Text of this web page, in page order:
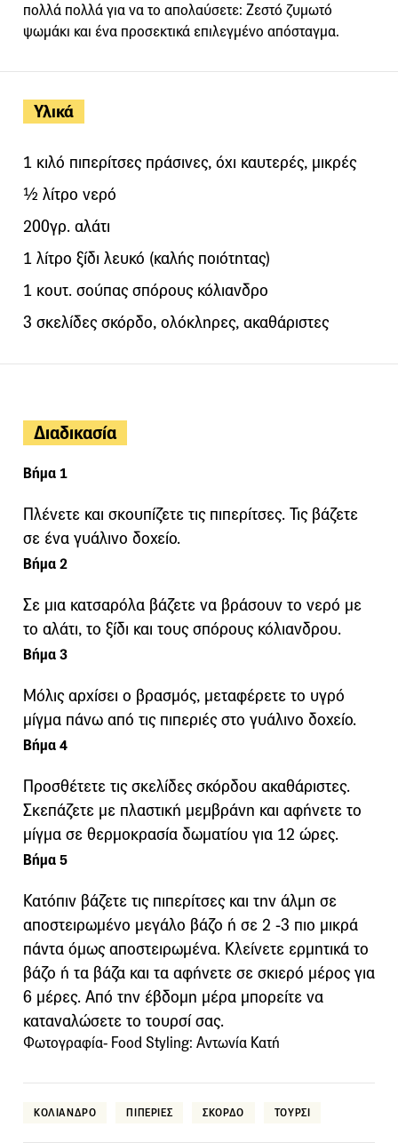
Υλικά
1 κιλό πιπερίτσες πράσινες, όχι καυτερές, μικρές
½ λίτρο νερό
200γρ. αλάτι
1 λίτρο ξίδι λευκό (καλής ποιότητας)
1 κουτ. σούπας σπόρους κόλιανδρο
3 σκελίδες σκόρδο, ολόκληρες, ακαθάριστες
πολλά πολλά για να το απολαύσετε: Ζεστό ζυμωτό
ψωμάκι και ένα προσεκτικά επιλεγμένο απόσταγμα.
Διαδικασία
Βήμα 1
Πλένετε και σκουπίζετε τις πιπερίτσες. Τις βάζετε
σε ένα γυάλινο δοχείο.
Βήμα 2
Σε μια κατσαρόλα βάζετε να βράσουν το νερό με
το αλάτι, το ξίδι και τους σπόρους κόλιανδρου.
Βήμα 3
Μόλις αρχίσει ο βρασμός, μεταφέρετε το υγρό
μίγμα πάνω από τις πιπεριές στο γυάλινο δοχείο.
Βήμα 4
Προσθέτετε τις σκελίδες σκόρδου ακαθάριστες.
Σκεπάζετε με πλαστική μεμβράνη και αφήνετε το
μίγμα σε θερμοκρασία δωματίου για 12 ώρες.
Βήμα 5
Κατόπιν βάζετε τις πιπερίτσες και την άλμη σε
αποστειρωμένο μεγάλο βάζο ή σε 2 -3 πιο μικρά
πάντα όμως αποστειρωμένα. Κλείνετε ερμητικά το
βάζο ή τα βάζα και τα αφήνετε σε σκιερό μέρος για
6 μέρες. Από την έβδομη μέρα μπορείτε να
καταναλώσετε το τουρσί σας.
Φωτογραφία- Food Styling: Αντωνία Κατή
ΚΟΛΙΑΝΔΡΟ ΠΙΠΕΡΙΕΣ ΣΚΟΡΔΟ ΤΟΥΡΣΙ